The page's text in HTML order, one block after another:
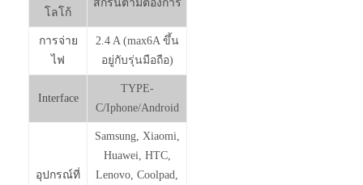
โลโก้
สกรีนตามต้องการ
การจ่าย
ไฟ
2.4 A (max6A ขึ้น
อยู่กับรุ่นมือถือ)
Interface
TYPE-
C/Iphone/Android
อุปกรณ์ที่
Samsung, Xiaomi,
Huawei, HTC,
Lenovo, Coolpad,